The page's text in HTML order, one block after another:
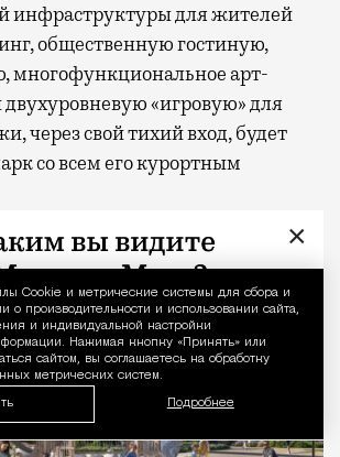
Уведомление
Сookie и метрические системы для сбора и
о производительности и использовании сайта,
и индивидуальной настройки
Нажимая кнопку «Принять» или
сайтом, вы соглашаетесь на обработку
метрических систем.
Подробнее
инфраструктуры для жителей
общественную гостиную,
многофункциональное арт-
двухуровневую «игровую» для
через свой тихий вход, будет
со всем его курортным
×